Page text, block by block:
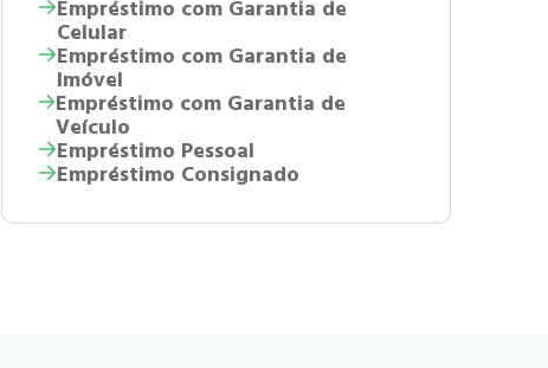
Empréstimo com Garantia de
Celular
Empréstimo com Garantia de
Imóvel
Empréstimo com Garantia de
Veículo
Empréstimo Pessoal
Empréstimo Consignado